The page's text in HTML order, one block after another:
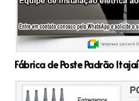
Fábrica de Poste Padrão Itajaí